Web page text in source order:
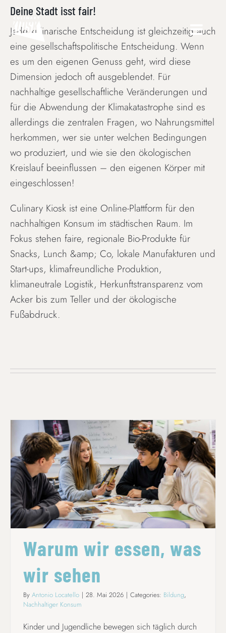
Skip
content
Deine Stadt isst fair!
Jede kulinarische Entscheidung ist gleichzeitig auch
eine gesellschaftspolitische Entscheidung. Wenn
es um den eigenen Genuss geht, wird diese
Dimension jedoch oft ausgeblendet. Für
nachhaltige gesellschaftliche Veränderungen und
für die Abwendung der Klimakatastrophe sind es
allerdings die zentralen Fragen, wo Nahrungsmittel
herkommen, wer sie unter welchen Bedingungen
wo produziert, und wie sie den ökologischen
Kreislauf beeinflussen – den eigenen Körper mit
eingeschlossen!
Culinary Kiosk ist eine Online-Plattform für den
nachhaltigen Konsum im städtischen Raum. Im
Fokus stehen faire, regionale Bio-Produkte für
Snacks, Lunch &amp; Co, lokale Manufakturen und
Start-ups, klimafreundliche Produktion,
klimaneutrale Logistik, Herkunftstransparenz vom
Acker bis zum Teller und der ökologische
Fußabdruck.
WARUM WIR ESSEN, WAS WIR SEHEN
Warum wir essen, was
wir sehen
By Antonio Locatello | 28. Mai 2026 | Categories: Bildung,
Nachhaltiger Konsum
Kinder und Jugendliche bewegen sich täglich durch